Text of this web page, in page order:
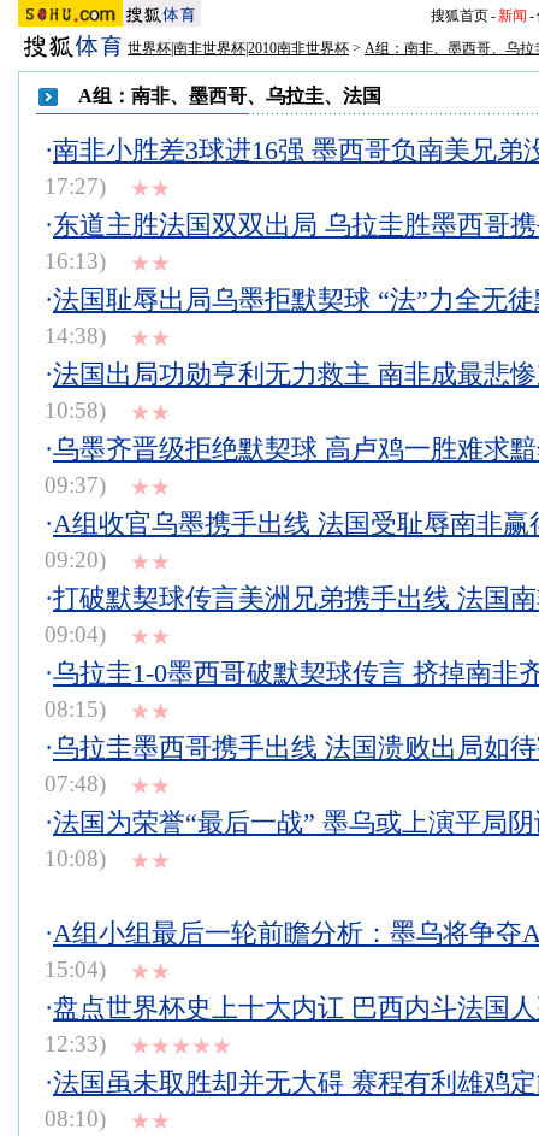
搜狐首页-新闻 -
世界杯|南非世界杯|2010南非世界杯 > A组：南非、墨西哥、乌拉
A组：南非、墨西哥、乌拉圭、法国
·南非小胜差3球进16强 墨西哥负南美兄弟
17:27)
★★
·东道主胜法国双双出局 乌拉圭胜墨西哥
16:13)
★★
·法国耻辱出局乌墨拒默契球 “法”力全无
14:38)
★★
·法国出局功勋亨利无力救主 南非成最悲
10:58)
★★
·乌墨齐晋级拒绝默契球 高卢鸡一胜难求
09:37)
★★
·A组收官乌墨携手出线 法国受耻辱南非赢
09:20)
★★
·打破默契球传言美洲兄弟携手出线 法国
09:04)
★★
·乌拉圭1-0墨西哥破默契球传言 挤掉南非
08:15)
★★
·乌拉圭墨西哥携手出线 法国溃败出局如
07:48)
★★
·法国为荣誉“最后一战” 墨乌或上演平局
10:08)
★★
·A组小组最后一轮前瞻分析：墨乌将争夺
15:04)
★★
·盘点世界杯史上十大内讧 巴西内斗法国
12:33)
★★★★★
·法国虽未取胜却并无大碍 赛程有利雄鸡
08:10)
★★